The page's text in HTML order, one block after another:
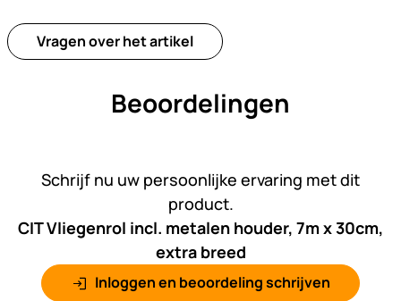
Vragen over het artikel
Beoordelingen
Schrijf nu uw persoonlijke ervaring met dit
product.
CIT Vliegenrol incl. metalen houder, 7m x 30cm,
extra breed
Inloggen en beoordeling schrijven